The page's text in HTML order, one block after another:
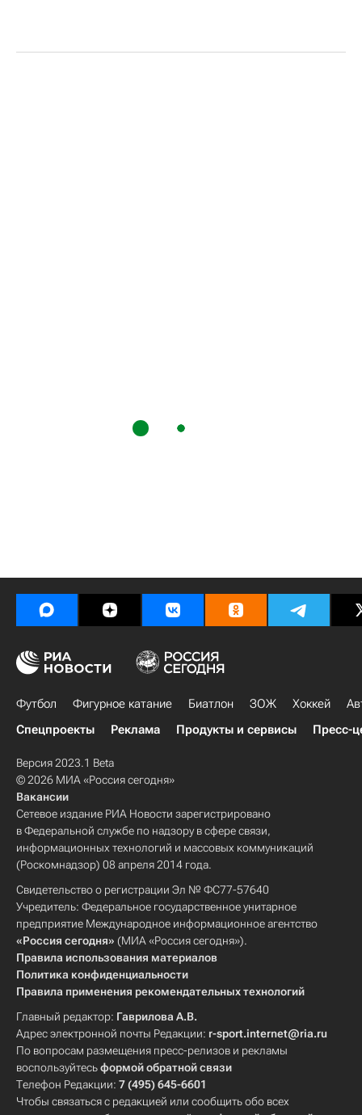
Футбол Фигурное катание Биатлон ЗОЖ Хоккей
Спецпроекты
Реклама Продукты и сервисы Пресс-
Версия 2023.1 Beta
© 2026 МИА «Россия сегодня»
Вакансии
Сетевое издание РИА Новости зарегистрировано
в Федеральной службе по надзору в сфере связи,
информационных технологий и массовых коммуникаций
(Роскомнадзор) 08 апреля 2014 года.
Свидетельство о регистрации Эл № ФС77-57640
Учредитель: Федеральное государственное унитарное
предприятие Международное информационное агентство
«Россия сегодня» (МИА «Россия сегодня»).
Правила использования материалов
Политика конфиденциальности
Правила применения рекомендательных технологий
Главный редактор: Гаврилова А.В.
Адрес электронной почты Редакции: r-sport.internet@ria.ru
По вопросам размещения пресс-релизов и рекламы
воспользуйтесьформой обратной связи
Телефон Редакции: 7 (495) 645-6601
Чтобы связаться с редакцией или сообщить обо всех